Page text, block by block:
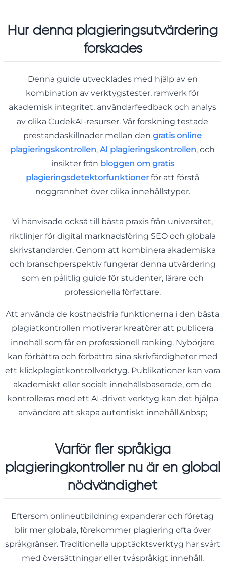
Hur denna plagieringsutvärdering
forskades
Denna guide utvecklades med hjälp av en
kombination av verktygstester, ramverk för
akademisk integritet, användarfeedback och analys
av olika CudekAI-resurser. Vår forskning testade
prestandaskillnader mellan den gratis online
plagieringskontrollen, AI plagieringskontrollen, och
insikter från bloggen om gratis
plagieringsdetektorfunktionerför att förstå
noggrannhet över olika innehållstyper.
Vi hänvisade också till bästa praxis från universitet,
riktlinjer för digital marknadsföring SEO och globala
skrivstandarder. Genom att kombinera akademiska
och branschperspektiv fungerar denna utvärdering
som en pålitlig guide för studenter, lärare och
professionella författare.
Att använda de kostnadsfria funktionerna i den bästa
plagiatkontrollen motiverar kreatörer att publicera
innehåll som får en professionell ranking. Nybörjare
kan förbättra och förbättra sina skrivfärdigheter med
ett klickplagiatkontrollverktyg. Publikationer kan vara
akademiskt eller socialt innehållsbaserade, om de
kontrolleras med ett AI-drivet verktyg kan det hjälpa
användare att skapa autentiskt innehåll.&nbsp;
Varför fler språkiga
plagieringkontroller nu är en global
nödvändighet
Eftersom onlineutbildning expanderar och företag
blir mer globala, förekommer plagiering ofta över
språkgränser. Traditionella upptäcktsverktyg har svårt
med översättningar eller tvåspråkigt innehåll.